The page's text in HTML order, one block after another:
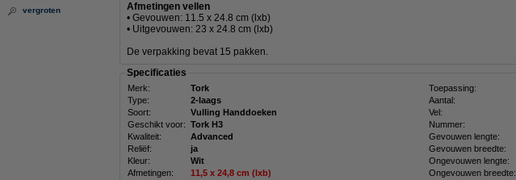
vergroten
Afmetingen vellen
• Gevouwen: 11.5 x 24.8 cm (lxb)
• Uitgevouwen: 23 x 24.8 cm (lxb)
De verpakking bevat 15 pakken.
Specificaties
Merk: Tork Toepassing:
Type:
2-laags Aantal:
Soort:
Vulling Handdoeken Vel:
Geschikt voor: Tork H3 Nummer:
Kwaliteit:
Advanced Gevouwen lengte:
Reliëf:
ja Gevouwen breedte:
Kleur:
Wit Ongevouwen lengte:
Afmetingen:
11,5 x 24,8 cm (lxb) Ongevouwen breedte: